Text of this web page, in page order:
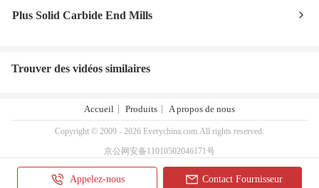
Plus Solid Carbide End Mills
Trouver des vidéos similaires
Appelez-nous Contact Fournisseur
Accueil Produits A propos de nous
Copyright © 2009 - 2026 Everychina.com.All rights reserved.
京公网安备11010502046171号
京ICP备2020037340号-5